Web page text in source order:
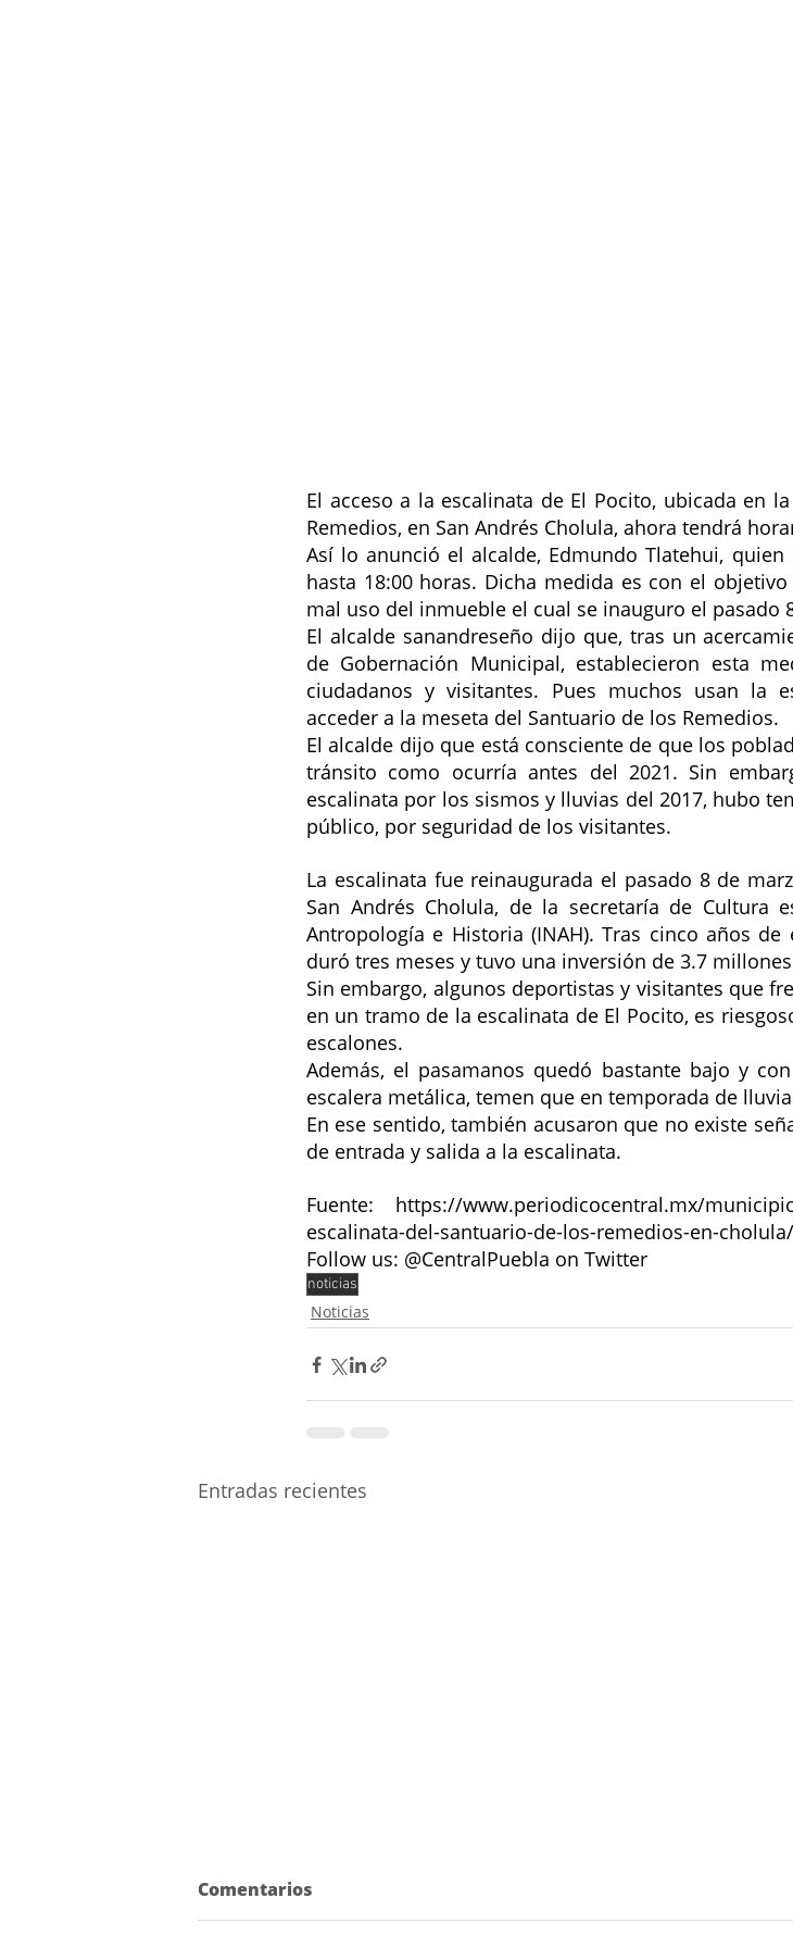
El acceso a la escalinata de El Pocito, ubicada en
Remedios, en San Andrés Cholula, ahora tendrá
Así lo anunció el alcalde, Edmundo Tlatehui,
hasta 18:00 horas. Dicha medida es con el
mal uso del inmueble el cual se inauguro el pasado
El alcalde sanandreseño dijo que, tras un
de Gobernación Municipal, establecieron esta
ciudadanos y visitantes. Pues muchos usan la
acceder a la meseta del Santuario de los Remedios.
El alcalde dijo que está consciente de que los
tránsito como ocurría antes del 2021. Sin
escalinata por los sismos y lluvias del 2017, hubo
público, por seguridad de los visitantes.
La escalinata fue reinaugurada el pasado 8 de
San Andrés Cholula, de la secretaría de Cultura
Antropología e Historia (INAH). Tras cinco años
duró tres meses y tuvo una inversión de 3.7
Sin embargo, algunos deportistas y visitantes que
en un tramo de la escalinata de El Pocito, es
escalones.
Además, el pasamanos quedó bastante bajo y
escalera metálica, temen que en temporada de
En ese sentido, también acusaron que no existe
de entrada y salida a la escalinata.
Fuente: https://www.periodicocentral.mx/
escalinata-del-santuario-de-los-remedios-en-
Follow us: @CentralPuebla on Twitter
noticias
Noticias
Entradas recientes
Comentarios